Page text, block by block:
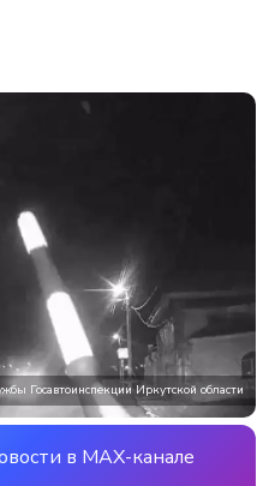
Госавтоинспекции Иркутской области
в MAX-канале